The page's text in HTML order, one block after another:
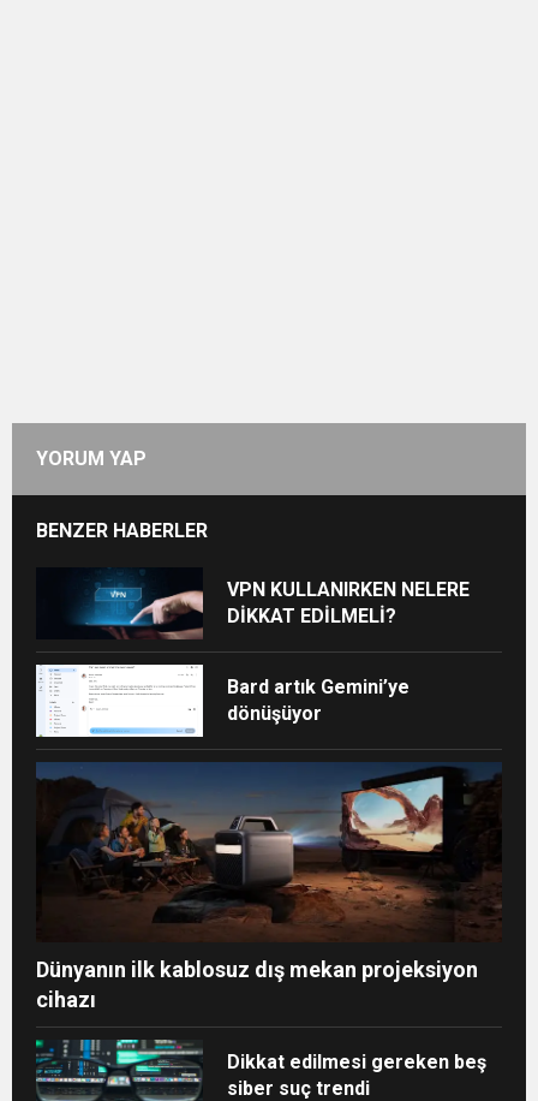
YORUM YAP
BENZER HABERLER
VPN KULLANIRKEN NELERE
DİKKAT EDİLMELİ?
Bard artık Gemini’ye
dönüşüyor
Dünyanın ilk kablosuz dış mekan projeksiyon
cihazı
Dikkat edilmesi gereken beş
siber suç trendi